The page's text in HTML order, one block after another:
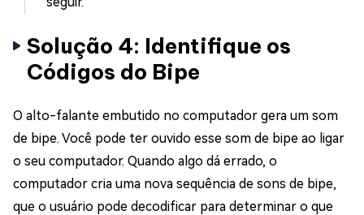
Solução 4: Identifique os
Códigos do Bipe
O alto-falante embutido no computador gera um som
de bipe. Você pode ter ouvido esse som de bipe ao ligar
o seu computador. Quando algo dá errado, o
computador cria uma nova sequência de sons de bipe,
que o usuário pode decodificar para determinar o que